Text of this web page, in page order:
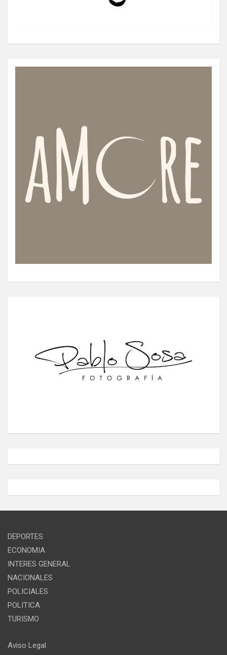
DEPORTES
ECONOMIA
INTERES GENERAL
NACIONALES
POLICIALES
POLITICA
TURISMO
Aviso Legal